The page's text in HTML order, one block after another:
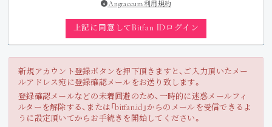
Join
Photo
Movie
Wallpaper
Angraecum 利用規約
上記に同意してBitfan IDログイン
新規アカウント登録ボタンを押下頂きますと、ご入力頂いたメー
ルアドレス宛に登録確認メールをお送り致します。
登録確認メールなどの未着回避のため、一時的に迷惑メールフィ
ルターを解除する、または「bitfan.id」からのメールを受信できるよ
うに設定頂いてからお手続きを開始してください。